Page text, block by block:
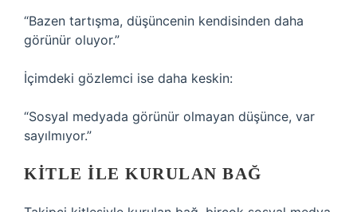
“Bazen tartışma, düşüncenin kendisinden daha
görünür oluyor.”
İçimdeki gözlemci ise daha keskin:
“Sosyal medyada görünür olmayan düşünce, var
sayılmıyor.”
KITLE ILE KURULAN BAĞ